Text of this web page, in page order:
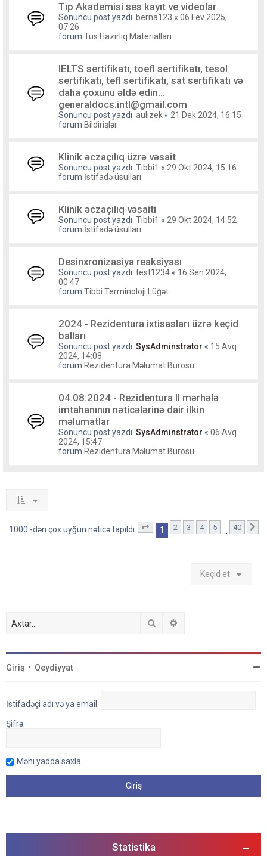
Tıp Akademisi ses kayıt ve videolar
Sonuncu post yazdı: berna123 « 06 Fev 2025,
07:26
forum Tus Hazırlıq Materialları
IELTS sertifikatı, toefl sertifikatı, tesol
sertifikatı, tefl sertifikatı, sat sertifikatı və
daha çoxunu əldə edin...
generaldocs.intl@gmail.com
Sonuncu post yazdı: aulizek « 21 Dek 2024, 16:15
forum Bildirişlər
Klinik əczaçılıq üzrə vəsait
Sonuncu post yazdı: Tibbi1 « 29 Okt 2024, 15:16
forum İstifadə üsulları
Klinik əczaçılıq vəsaiti
Sonuncu post yazdı: Tibbi1 « 29 Okt 2024, 14:52
forum İstifadə üsulları
Desinxronizasiya reaksiyası
Sonuncu post yazdı: test1234 « 16 Sen 2024,
00:47
forum Tibbi Terminoloji Lüğət
2024 - Rezidentura ixtisasları üzrə keçid
balları
Sonuncu post yazdı: SysAdminstrator « 15 Avq
2024, 14:08
forum Rezidentura Məlumat Bürosu
04.08.2024 - Rezidentura II mərhələ
imtahanının nəticələrinə dair ilkin
məlumatlar
Sonuncu post yazdı: SysAdminstrator « 06 Avq
2024, 15:47
forum Rezidentura Məlumat Bürosu
1000 -dən çox uyğun nəticə tapıldı . səhifə (Cəmi40 səhifə)
1 2 3 4 5 40
Keçid et
Axtar
Giriş • Qeydiyyat
İstifadəçi adı və ya email:
Şifrə:
Məni yadda saxla
Statistika